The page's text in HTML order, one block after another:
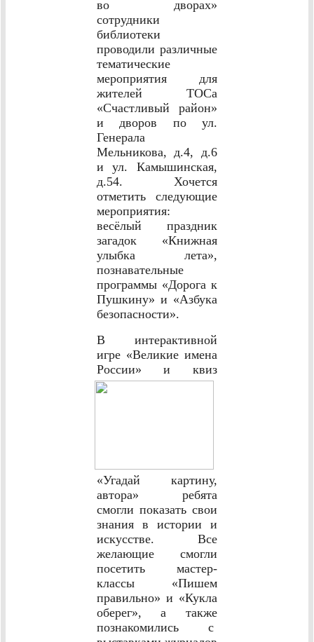
во дворах»
сотрудники
библиотеки
проводили различные
тематические
мероприятия для
жителей ТОСа
«Счастливый район»
и дворов по ул.
Генерала
Мельникова, д.4, д.6
и ул. Камышинская,
д.54. Хочется
отметить следующие
мероприятия:
весёлый праздник
загадок «Книжная
улыбка лета»,
познавательные
программы «Дорога к
Пушкину» и «Азбука
безопасности».
В интерактивной
игре «Великие имена
России» и квиз
«Угадай картину,
автора» ребята
смогли показать свои
знания в истории и
искусстве. Все
желающие смогли
посетить мастер-
классы «Пишем
правильно» и «Кукла
оберег», а также
познакомились с